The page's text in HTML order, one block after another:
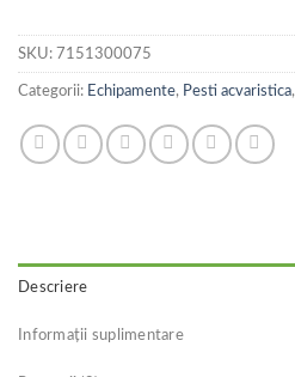
SKU: 7151300075
Categorii: Echipamente, Pesti acvaristica,
Descriere
Informații suplimentare